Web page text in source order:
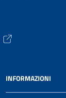
INFORMAZIONI